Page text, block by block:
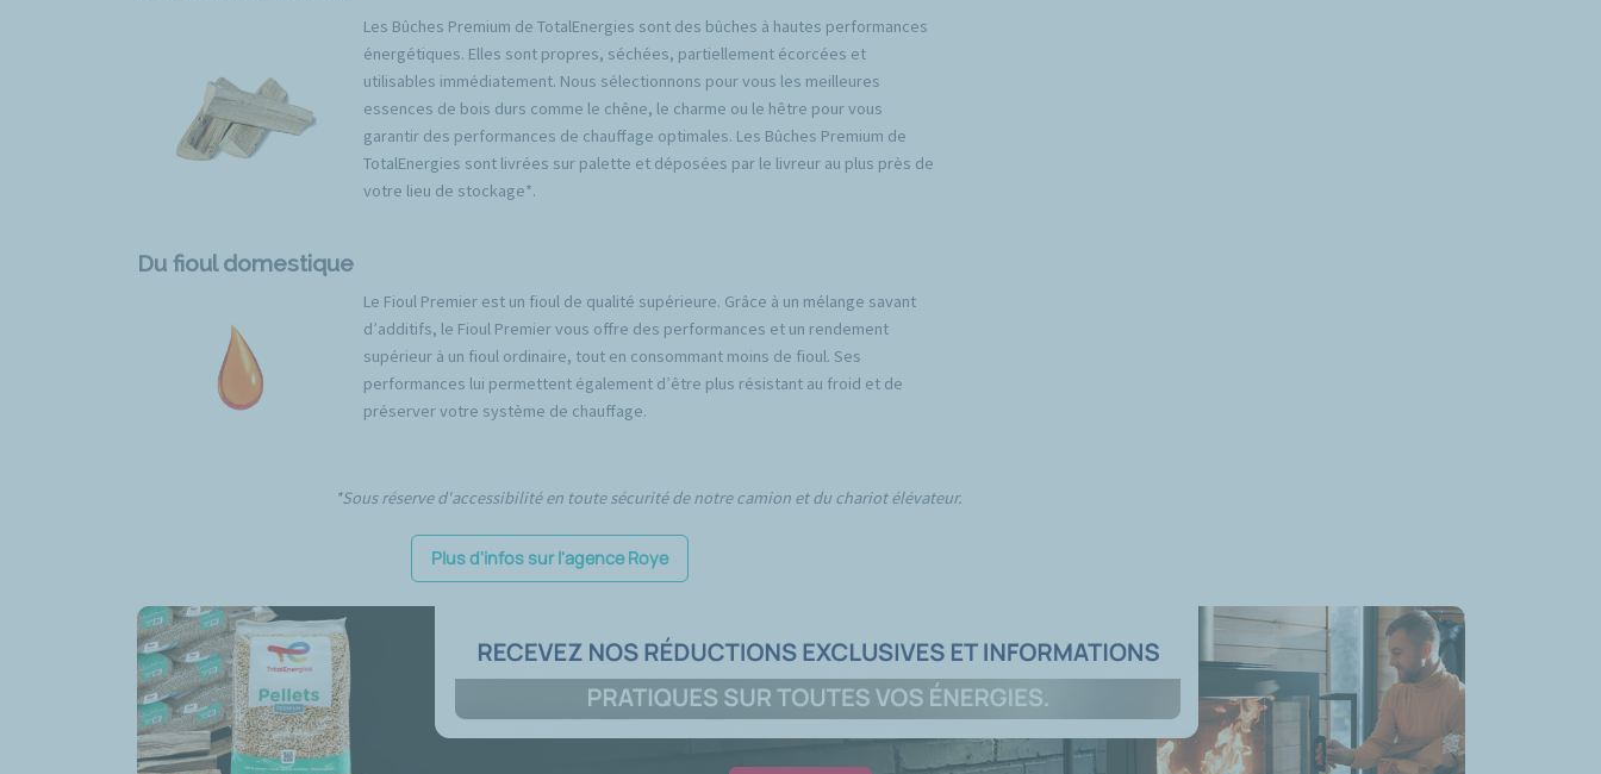
Les Bûches Premium de TotalEnergies sont des bûches à hautes performances
énergétiques. Elles sont propres, séchées, partiellement écorcées et
utilisables immédiatement. Nous sélectionnons pour vous les meilleures
essences de bois durs comme le chêne, le charme ou le hêtre pour vous
garantir des performances de chauffage optimales. Les Bûches Premium de
TotalEnergies sont livrées sur palette et déposées par le livreur au plus près de
votre lieu de stockage*.
Du fioul domestique
Le Fioul Premier est un fioul de qualité supérieure. Grâce à un mélange savant
d’additifs, le Fioul Premier vous offre des performances et un rendement
supérieur à un fioul ordinaire, tout en consommant moins de fioul. Ses
performances lui permettent également d’être plus résistant au froid et de
préserver votre système de chauffage.
*Sous réserve d'accessibilité en toute sécurité de notre camion et du chariot élévateur.
Plus d'infos sur l'agence Roye